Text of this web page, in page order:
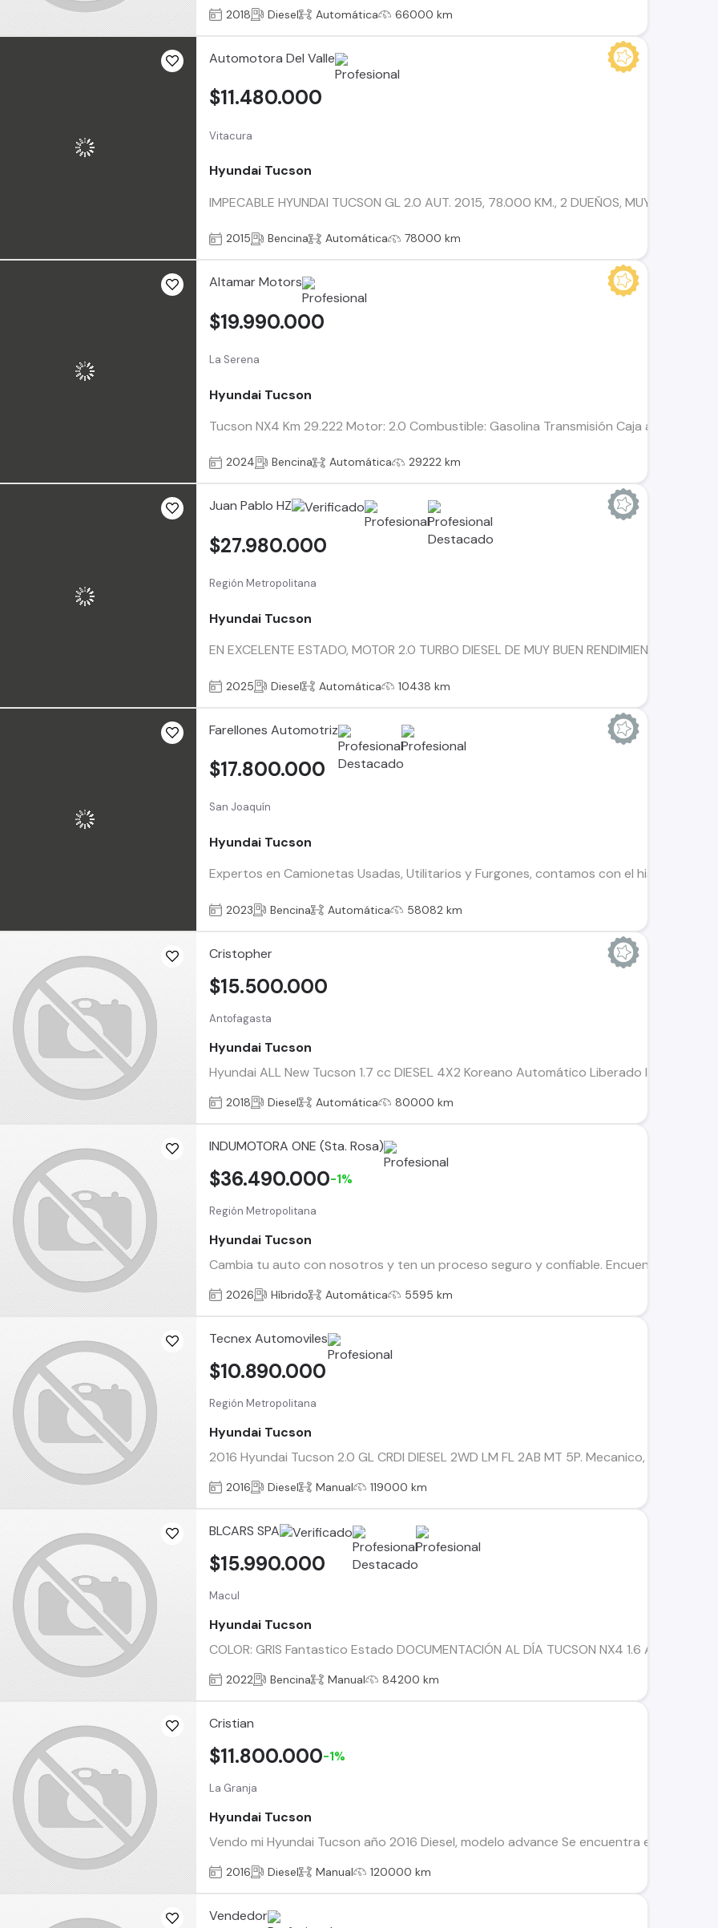
2018 Diesel Automática 66000 km
Automotora Del Valle
Vitacura
Hyundai Tucson
IMPECABLE HYUNDAI TUCSON GL 2.0 AUT. 2015, 78.000 KM., 2 DUEÑOS, MUY BIEN
$11.480.000
2015 Bencina Automática 78000 km
Altamar Motors
La Serena
Hyundai Tucson
Tucson NX4 Km 29.222 Motor: 2.0 Combustible: Gasolina Transmisión Caja
$19.990.000
2024 Bencina Automática 29222 km
Juan Pablo HZ
Región Metropolitana
Hyundai Tucson
EN EXCELENTE ESTADO, MOTOR 2.0 TURBO DIESEL DE MUY BUEN RENDIMIENTO,
$27.980.000
2025 Diesel Automática 10438 km
Farellones Automotriz
San Joaquín
Hyundai Tucson
Expertos en Camionetas Usadas, Utilitarios y Furgones, contamos con el historial de
$17.800.000
2023 Bencina Automática 58082 km
Cristopher
Antofagasta
Hyundai Tucson
Hyundai ALL New Tucson 1.7 cc DIESEL 4X2 Koreano Automático Liberado llegar y
$15.500.000
2018 Diesel Automática 80000 km
INDUMOTORA ONE (Sta. Rosa)
Región Metropolitana
Hyundai Tucson
Cambia tu auto con nosotros y ten un proceso seguro y confiable. Encuentra el ideal
$36.490.000-1%
2026 Híbrido Automática 5595 km
Tecnex Automoviles
Región Metropolitana
Hyundai Tucson
2016 Hyundai Tucson 2.0 GL CRDI DIESEL 2WD LM FL 2AB MT 5P. Mecanico, Diesel.
$10.890.000
2016 Diesel Manual 119000 km
BLCARS SPA
Macul
Hyundai Tucson
COLOR: GRIS Fantastico Estado DOCUMENTACIÓN AL DÍA TUCSON NX4 1.6 AUT
$15.990.000
2022 Bencina Manual 84200 km
Cristian
La Granja
Hyundai Tucson
Vendo mi Hyundai Tucson año 2016 Diesel, modelo advance Se encuentra en
$11.800.000-1%
2016 Diesel Manual 120000 km
Vendedor